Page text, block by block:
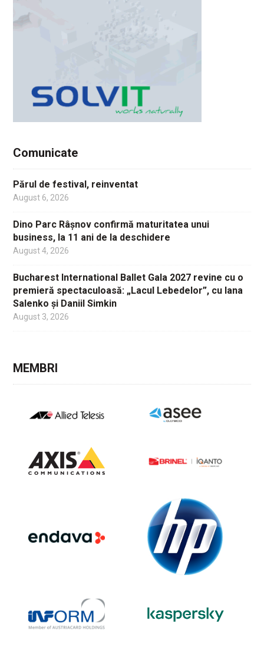
Comunicate
Părul de festival, reinventat
August 6, 2026
Dino Parc Râșnov confirmă maturitatea unui
business, la 11 ani de la deschidere
August 4, 2026
Bucharest International Ballet Gala 2027 revine cu o
premieră spectaculoasă: „Lacul Lebedelor”, cu Iana
Salenko și Daniil Simkin
August 3, 2026
MEMBRI